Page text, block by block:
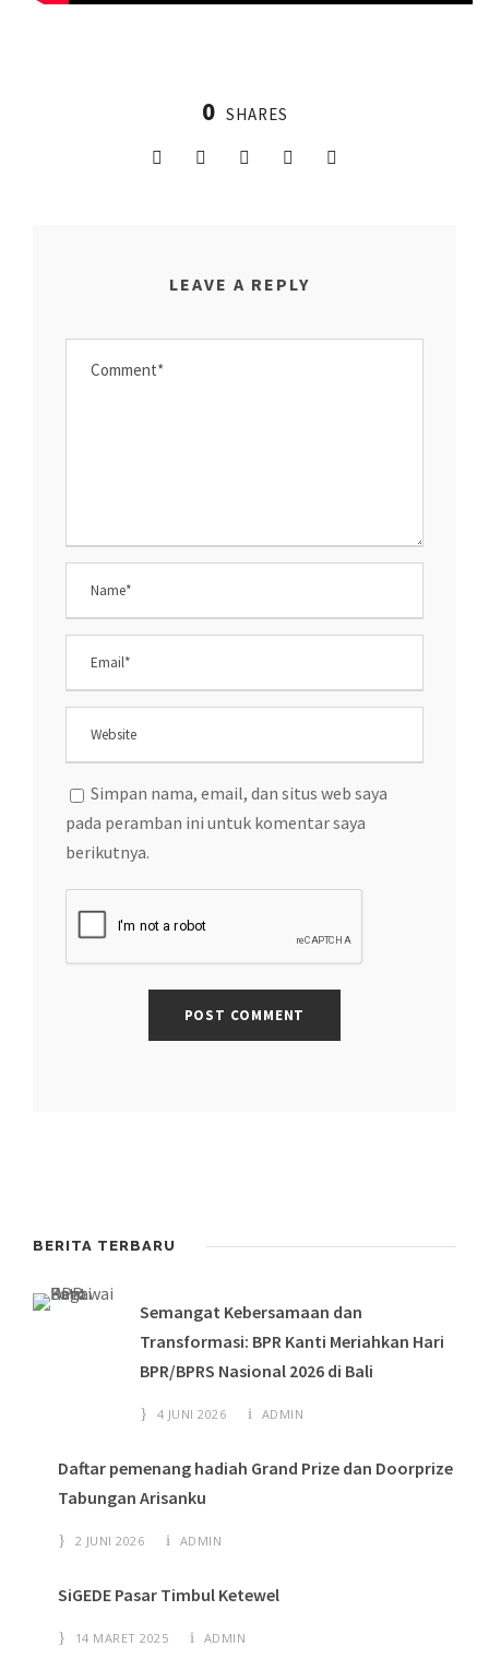
0 SHARES
LEAVE A REPLY
Simpan nama, email, dan situs web saya
pada peramban ini untuk komentar saya
berikutnya.
BERITA TERBARU
Semangat Kebersamaan dan
Transformasi: BPR Kanti Meriahkan Hari
BPR/BPRS Nasional 2026 di Bali
4 JUNI 2026 ADMIN
Daftar pemenang hadiah Grand Prize dan Doorprize
Tabungan Arisanku
2 JUNI 2026 ADMIN
SiGEDE Pasar Timbul Ketewel
14 MARET 2025 ADMIN